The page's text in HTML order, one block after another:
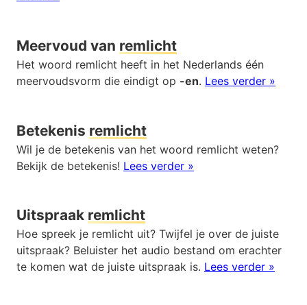
Meervoud van remlicht
Het woord remlicht heeft in het Nederlands één
meervoudsvorm die eindigt op -en. Lees verder »
Betekenis remlicht
Wil je de betekenis van het woord remlicht weten?
Bekijk de betekenis! Lees verder »
Uitspraak remlicht
Hoe spreek je remlicht uit? Twijfel je over de juiste
uitspraak? Beluister het audio bestand om erachter
te komen wat de juiste uitspraak is. Lees verder »